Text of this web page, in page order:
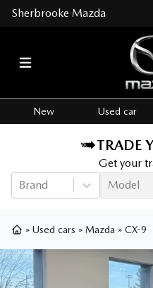
Sherbrooke Mazda
New Used car
TRADE
Get your
Brand
Model
» Used cars » Mazda » CX-9